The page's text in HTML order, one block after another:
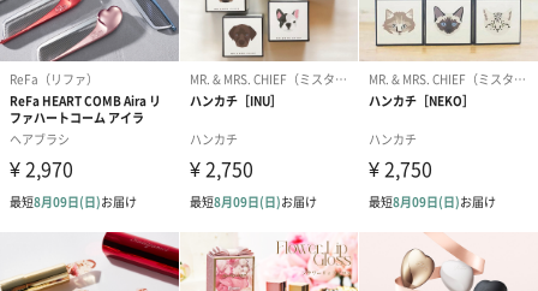
フラワーテディベア
テディベア（バニラ）
テディベア（